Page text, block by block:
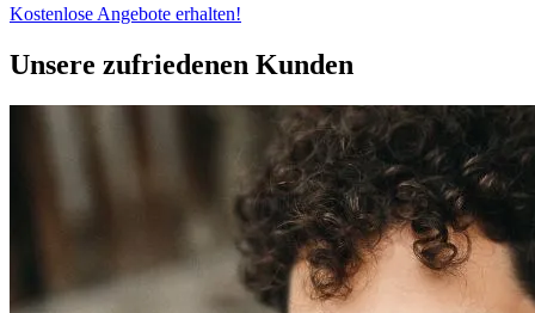
Kostenlose Angebote erhalten!
Unsere zufriedenen Kunden